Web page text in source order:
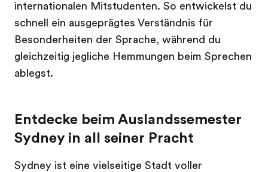
internationalen Mitstudenten. So entwickelst du
schnell ein ausgeprägtes Verständnis für
Besonderheiten der Sprache, während du
gleichzeitig jegliche Hemmungen beim Sprechen
ablegst.
Entdecke beim Auslandssemester
Sydney in all seiner Pracht
Sydney ist eine vielseitige Stadt voller